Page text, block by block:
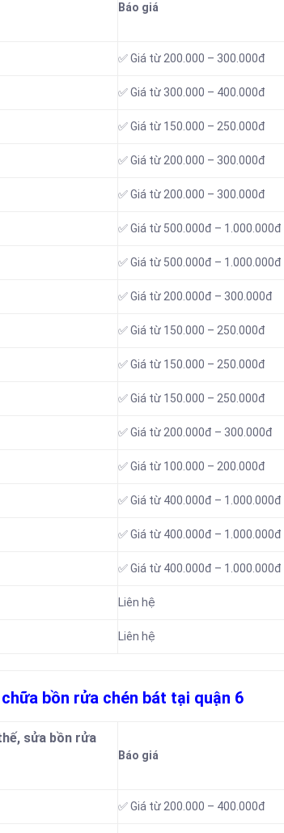
Báo giá
✅ Giá từ 200.000 – 300.000đ
✅ Giá từ 300.000 – 400.000đ
✅ Giá từ 150.000 – 250.000đ
✅ Giá từ 200.000 – 300.000đ
✅ Giá từ 200.000 – 300.000đ
✅ Giá từ 500.000đ – 1.000.000đ
✅ Giá từ 500.000đ – 1.000.000đ
✅ Giá từ 200.000đ – 300.000đ
✅ Giá từ 150.000 – 250.000đ
✅ Giá từ 150.000 – 250.000đ
✅ Giá từ 150.000 – 250.000đ
✅ Giá từ 200.000đ – 300.000đ
✅ Giá từ 100.000 – 200.000đ
✅ Giá từ 400.000đ – 1.000.000đ
✅ Giá từ 400.000đ – 1.000.000đ
✅ Giá từ 400.000đ – 1.000.000đ
Liên hệ
Liên hệ
bồn rửa chén bát tại quận 6
sửa bồn rửa
Báo giá
✅ Giá từ 200.000 – 400.000đ